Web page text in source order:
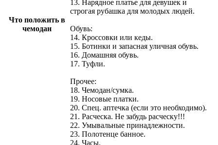
Что положить в
чемодан
13. Нарядное платье для девушек и
строгая рубашка для молодых людей.
Обувь:
14. Кроссовки или кеды.
15. Ботинки и запасная уличная обувь.
16. Домашняя обувь.
17. Туфли.
Прочее:
18. Чемодан/сумка.
19. Носовые платки.
20. Спец. аптечка (если это необходимо).
21. Расческа. Не забудь расческу!!!
22. Умывальные принадлежности.
23. Полотенце банное.
24. Часы.